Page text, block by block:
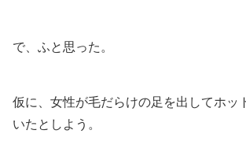
で、ふと思った。
仮に、女性が毛だらけの足を出してホッ
いたとしよう。